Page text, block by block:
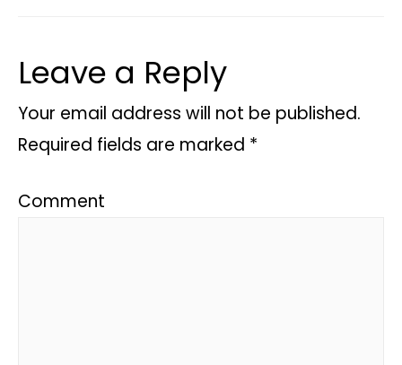
Leave a Reply
Your email address will not be published.
Required fields are marked *
Comment